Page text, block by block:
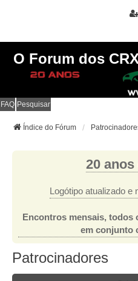
O Forum dos
FAQ Pesquisar
Índice do Fórum
20
Logótipo atualizado
Encontros mensais, todos
em conjunto
Patrocinadores